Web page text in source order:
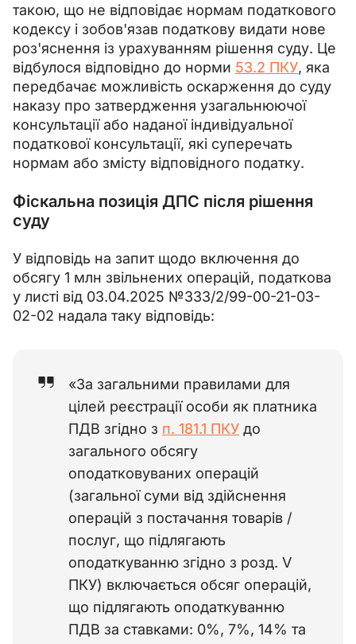
такою, що не відповідає нормам податкового
кодексу і зобов'язав податкову видати нове
роз'яснення із урахуванням рішення суду. Це
відбулося відповідно до норми 53.2 ПКУ, яка
передбачає можливість оскарження до суду
наказу про затвердження узагальнюючої
консультації або наданої індивідуальної
податкової консультації, які суперечать
нормам або змісту відповідного податку.
Фіскальна позиція ДПС після рішення
суду
У відповідь на запит щодо включення до
обсягу 1 млн звільнених операцій, податкова
у листі від 03.04.2025 №333/2/99-00-21-03-
02-02 надала таку відповідь:
«За загальними правилами для
цілей реєстрації особи як платника
ПДВ згідно з п. 181.1 ПКУ до
загального обсягу
оподатковуваних операцій
(загальної суми від здійснення
операцій з постачання товарів /
послуг, що підлягають
оподаткуванню згідно з розд. V
ПКУ) включається обсяг операцій,
що підлягають оподаткуванню
ПДВ за ставками: 0%, 7%, 14% та